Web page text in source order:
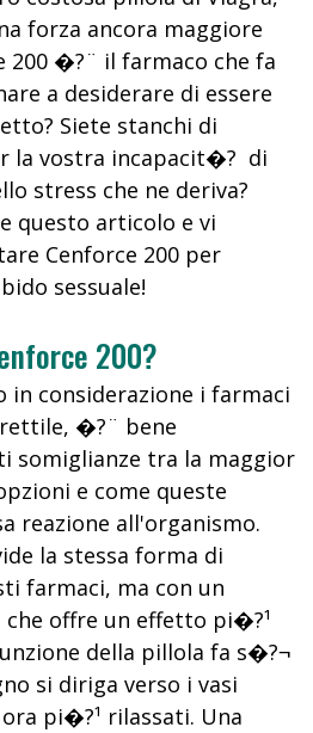
forza ancora maggiore
200 �?¨ il farmaco che fa
a desiderare di essere
Siete stanchi di
la vostra incapacit�? di
stress che ne deriva?
questo articolo e vi
Cenforce 200 per
sessuale!
200?
in considerazione i farmaci
�?¨ bene
somiglianze tra la maggior
e come queste
reazione all'organismo.
la stessa forma di
farmaci, ma con un
offre un effetto pi�?¹
della pillola fa s�?¬
si diriga verso i vasi
pi�?¹ rilassati. Una